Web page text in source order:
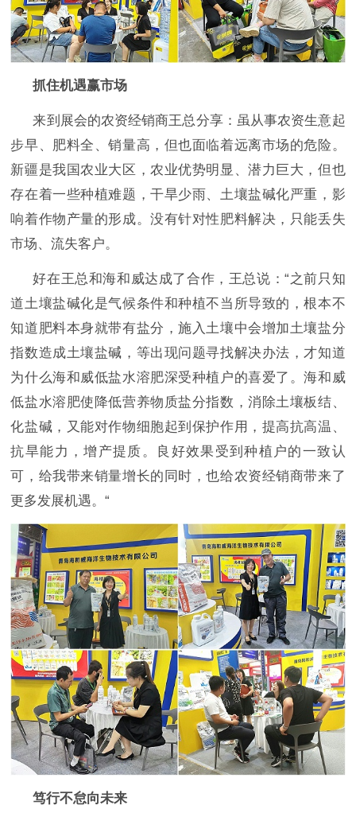
抓住机遇赢市场
来到展会的农资经销商王总分享：虽从事农资生意起
步早、肥料全、销量高，但也面临着远离市场的危险。
新疆是我国农业大区，农业优势明显、潜力巨大，但也
存在着一些种植难题，干旱少雨、土壤盐碱化严重，影
响着作物产量的形成。没有针对性肥料解决，只能丢失
市场、流失客户。
好在王总和海和威达成了合作，王总说：“之前只知
道土壤盐碱化是气候条件和种植不当所导致的，根本不
知道肥料本身就带有盐分，施入土壤中会增加土壤盐分
指数造成土壤盐碱，等出现问题寻找解决办法，才知道
为什么海和威低盐水溶肥深受种植户的喜爱了。海和威
低盐水溶肥使降低营养物质盐分指数，消除土壤板结、
化盐碱，又能对作物细胞起到保护作用，提高抗高温、
抗旱能力，增产提质。良好效果受到种植户的一致认
可，给我带来销量增长的同时，也给农资经销商带来了
更多发展机遇。“
笃行不怠向未来